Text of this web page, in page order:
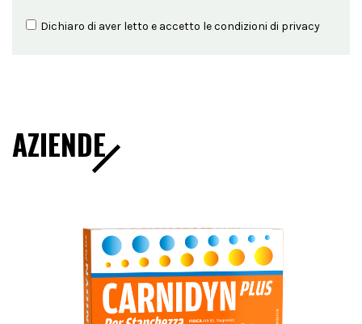
Dichiaro di aver letto e accetto le condizioni di privacy
AZIENDE